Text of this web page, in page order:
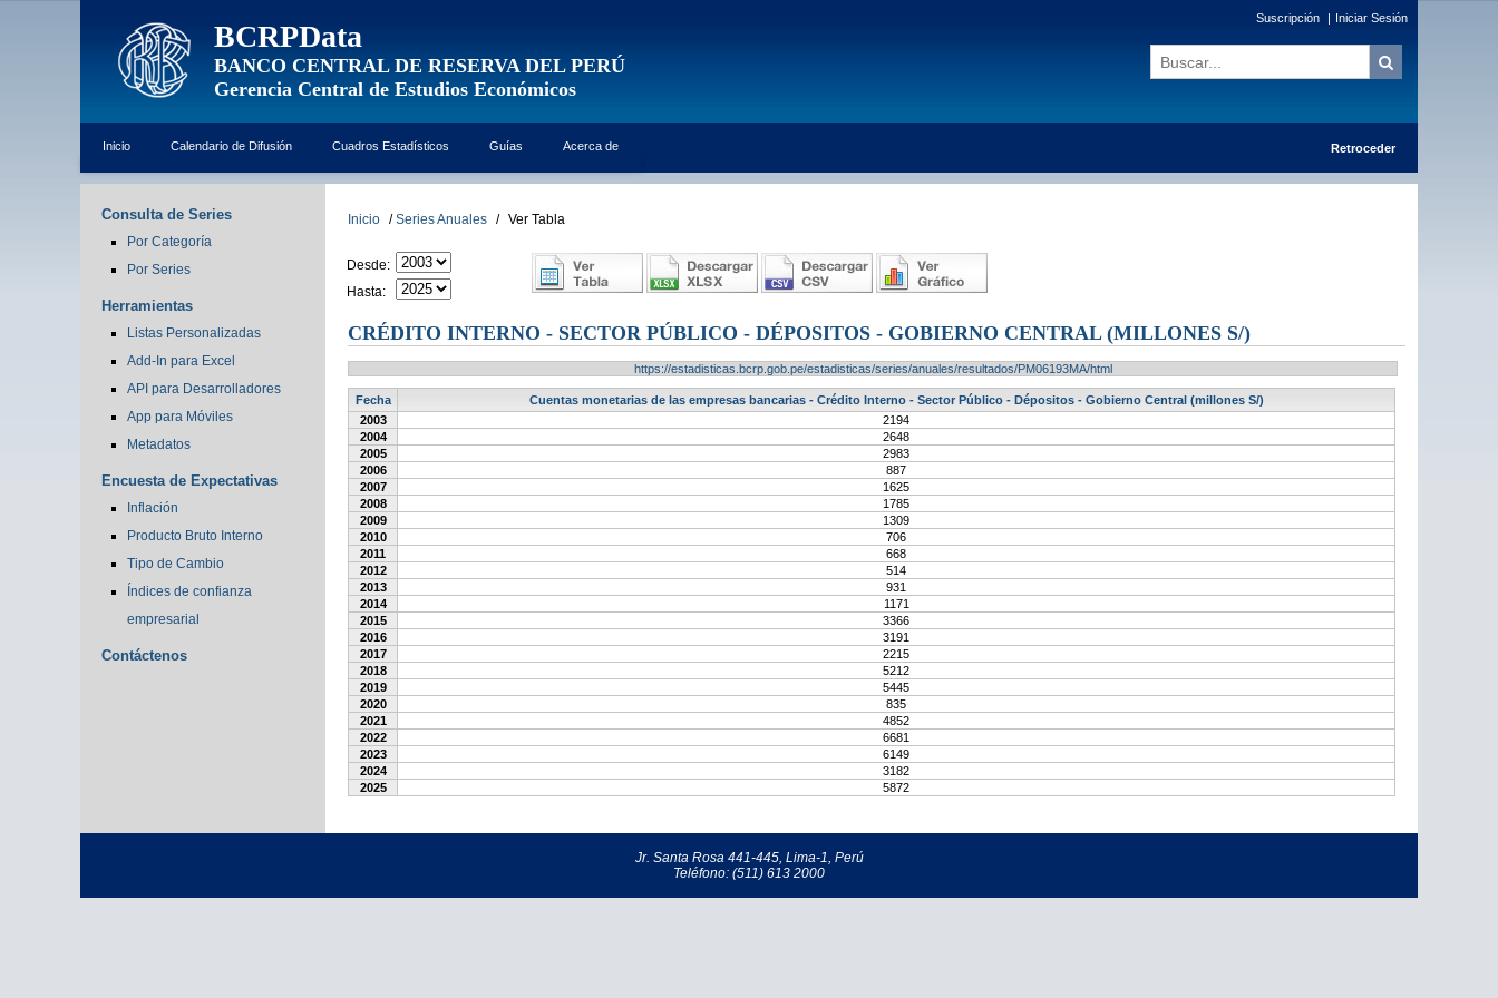
BCRPData
BANCO CENTRAL DE RESERVA DEL PERÚ
Gerencia Central de Estudios Económicos
Suscripción | Iniciar Sesión
Inicio Calendario de Difusión Cuadros Estadísticos Guías Acerca de Retroceder
Consulta de Series
Por Categoría
Por Series
Herramientas
Listas Personalizadas
Add-In para Excel
API para Desarrolladores
App para Móviles
Metadatos
Encuesta de Expectativas
Inflación
Producto Bruto Interno
Tipo de Cambio
Índices de confianza
empresarial
Contáctenos
Inicio / Series Anuales / Ver Tabla
Desde:
Hasta:
CRÉDITO INTERNO - SECTOR PÚBLICO - DÉPOSITOS - GOBIERNO CENTRAL (MILLONES S/)
https://estadisticas.bcrp.gob.pe/estadisticas/series/anuales/resultados/PM06193MA/html
Fecha
Cuentas monetarias de las empresas bancarias - Crédito Interno - Sector Público - Dépositos - Gobierno Central (millones S/)
2003
2194
2004
2648
2005
2983
2006
887
2007
1625
2008
1785
2009
1309
2010
706
2011
668
2012
514
2013
931
2014
1171
2015
3366
2016
3191
2017
2215
2018
5212
2019
5445
2020
835
2021
4852
2022
6681
2023
6149
2024
3182
2025
5872
Jr. Santa Rosa 441-445, Lima-1, Perú
Teléfono: (511) 613 2000